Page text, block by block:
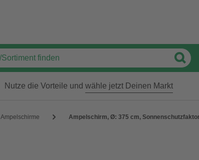
Nutze die Vorteile und wähle jetzt Deinen Markt
Ampelschirme Ampelschirm, Ø: 375 cm,